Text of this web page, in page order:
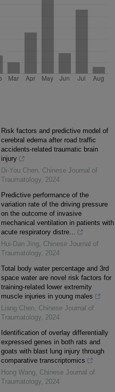
Risk factors and predictive model of
cerebral edema after road traffic
accidents-related traumatic brain
injury
Di-You Chen
Chinese Journal of
Traumatology 2024
Predictive performance of the
variation rate of the driving pressure
on the outcome of invasive
mechanical ventilation in patients with
acute respiratory distre...
Hui-Dan Jing
Chinese Journal of
Traumatology 2024
Total body water percentage and 3rd
space water are novel risk factors for
training-related lower extremity
muscle injuries in young males
Liang Chen
Chinese Journal of
Traumatology 2024
Identification of overlay differentially
expressed genes in both rats and
goats with blast lung injury through
comparative transcriptomics
Hong Wang
Chinese Journal of
Traumatology 2024